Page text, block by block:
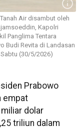
Air disambut oleh
Kapolri
Panglima Tentara
Budi Revita di Landasan
(30/5/2026)
Prabowo
empat
dolar
triliun dalam